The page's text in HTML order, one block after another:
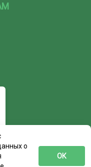
о
ОК